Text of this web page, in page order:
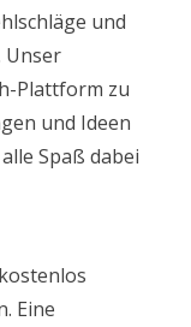
und
Unser
Plattform zu
und Ideen
Spaß dabei
Eine